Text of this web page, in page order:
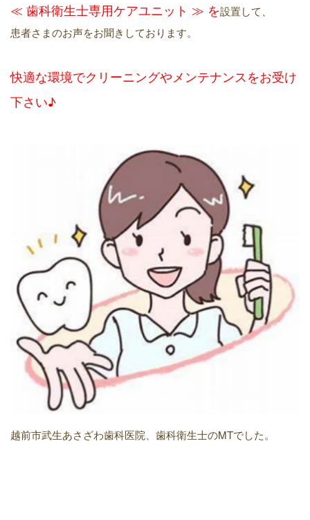
≪ 歯科衛生士専用ケアユニット ≫ を設置して、
患者さまのお声をお聞きしております。
快適な環境でクリーニングやメンテナンスをお受け
下さい♪
越前市武生あさざわ歯科医院、歯科衛生士のMTでした。